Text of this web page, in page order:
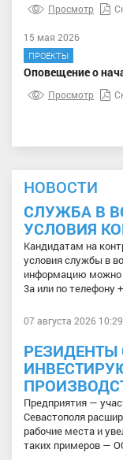
Просмотр
15 мая 2026
ПРОЕКТЫ
Оповещение о
Просмотр
НОВОСТИ
СЛУЖБА В
УСЛОВИЯ
Кандидатам на
условия службы в
информацию можно
3а или по телефону
07 августа 2026 10:29
РЕЗИДЕНТЫ
Предприятия —
Севастополя
рабочие места и
таких примеров —